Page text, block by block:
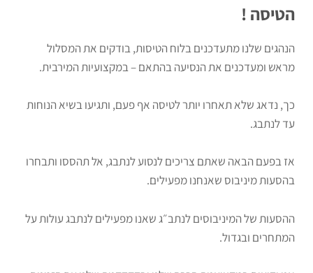
הטיסה !
הנהגים שלנו מתעדכנים בלוח הטיסות, בודקים את המסלול
מראש ומעדכנים את הנסיעה בהתאם – במקצועיות המירבית.
כך, נדאג שלא תאחרו יותר לטיסה אף פעם, ותגיעו בשיא הנוחות
עד לנתבג.
אז בפעם הבאה שאתם צריכים לנסוע לנתבג, אל תהססו ותבחרו
בהסעות מיניבוס שאנחנו מפעילים.
ההסעות של המיניבוסים לנתב״ג שאנו מפעילים לנתבג עולות על
המתחרים ובגדול.